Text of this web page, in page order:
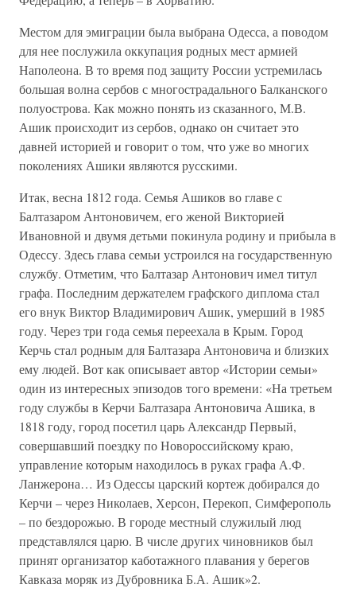
Местом для эмиграции была выбрана Одесса, а поводом
для нее послужила оккупация родных мест армией
Наполеона. В то время под защиту России устремилась
большая волна сербов с многострадального Балканского
полуострова. Как можно понять из сказанного, М.В.
Ашик происходит из сербов, однако он считает это
давней историей и говорит о том, что уже во многих
поколениях Ашики являются русскими.
Итак, весна 1812 года. Семья Ашиков во главе с
Балтазаром Антоновичем, его женой Викторией
Ивановной и двумя детьми покинула родину и прибыла в
Одессу. Здесь глава семьи устроился на государственную
службу. Отметим, что Балтазар Антонович имел титул
графа. Последним держателем графского диплома стал
его внук Виктор Владимирович Ашик, умерший в 1985
году. Через три года семья переехала в Крым. Город
Керчь стал родным для Балтазара Антоновича и близких
ему людей. Вот как описывает автор «Истории семьи»
один из интересных эпизодов того времени: «На третьем
году службы в Керчи Балтазара Антоновича Ашика, в
1818 году, город посетил царь Александр Первый,
совершавший поездку по Новороссийскому краю,
управление которым находилось в руках графа А.Ф.
Ланжерона… Из Одессы царский кортеж добирался до
Керчи – через Николаев, Херсон, Перекоп, Симферополь
– по бездорожью. В городе местный служилый люд
представлялся царю. В числе других чиновников был
принят организатор каботажного плавания у берегов
Кавказа моряк из Дубровника Б.А. Ашик»2.